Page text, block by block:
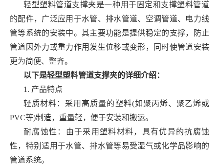
轻型塑料管道支撑夹是一种用于固定和支撑塑料管道
的配件，广泛应用于水管、排水管道、空调管道、电力线
管等系统的安装中。其主要功能是提供稳定的支撑，防止
管道因外力或重力作用发生位移或变形，同时使管道安装
更为简便、整齐。
以下是轻型塑料管道支撑夹的详细介绍：
1. 产品特点
轻质材料：采用高质量的塑料(如聚丙烯、聚乙烯或
PVC等)制造，重量轻，便于安装和搬运。
耐腐蚀性：由于采用塑料材料，具有优异的抗腐蚀
性，特别适用于水管、排水管等易受湿气或化学品影响的
管道系统。